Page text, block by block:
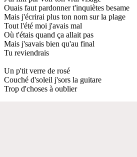
Ouais faut pardonner t'inquiètes besame
Mais j'écrirai plus ton nom sur la plage
Tout l'été moi j'avais mal
Où t'étais quand ça allait pas
Mais j'savais bien qu'au final
Tu reviendrais
Un p'tit verre de rosé
Couché d'soleil j'sors la guitare
Trop d'choses à oublier